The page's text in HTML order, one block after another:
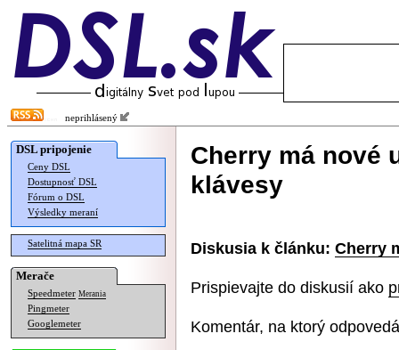
neprihlásený
DSL pripojenie
Ceny DSL
Dostupnosť DSL
Fórum o DSL
Výsledky meraní
Satelitná mapa SR
Merače
Speedmeter Merania
Pingmeter
Googlemeter
Cherry má nové
klávesy
Diskusia k článku: Cherry
Prispievajte do diskusií ako
Komentár, na ktorý